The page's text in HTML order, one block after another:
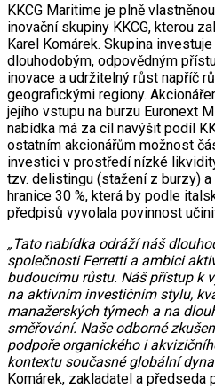
KKCG Maritime je plně
inovační skupiny KKCG, kterou
Karel Komárek. Skupina
dlouhodobým, odpovědným
inovace a udržitelný růst napříč
geografickými regiony.
jejího vstupu na burzu Euronext
nabídka má za cíl navýšit podíl
ostatním akcionářům možnost
investici v prostředí nízké
tzv. delistingu (stažení z burzy)
hranice 30 %, která by podle
předpisů vyvolala povinnost
„Tato nabídka odráží náš
společnosti Ferretti a ambici
budoucímu růstu. Náš přístup k
na aktivním investičním stylu,
manažerských týmech a na
směřování. Naše odborné
podpoře organického i
kontextu současné globální
Komárek, zakladatel a předseda